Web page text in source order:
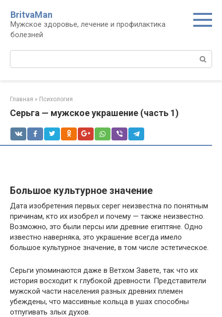
контенту
BritvaMan
Мужское здоровье, лечение и профилактика
болезней
Главная » Психология
Серьга — мужское украшение (часть 1)
Большое культурное значение
Дата изобретения первых серег неизвестна по понятным
причинам, кто их изобрел и почему — также неизвестно.
Возможно, это были персы или древние египтяне. Одно
известно наверняка, это украшение всегда имело
большое культурное значение, в том числе эстетическое.
Серьги упоминаются даже в Ветхом Завете, так что их
история восходит к глубокой древности. Представители
мужской части населения разных древних племен
убеждены, что массивные кольца в ушах способны
отпугивать злых духов.